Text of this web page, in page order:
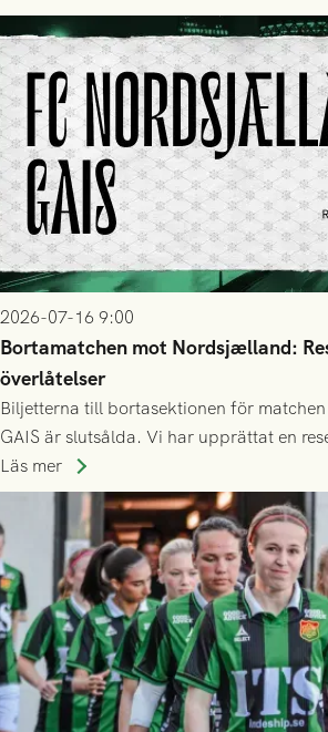
2026-07-16 9:00
Bortamatchen mot Nordsjælland:
överlåtelser
Biljetterna till bortasektionen för
GAIS är slutsålda. Vi har upprättat en
ännu inte har någon biljett kan anmäla
inte själv överlåta din biljett till någon
Läs mer